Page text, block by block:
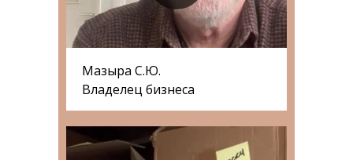
Мазыра С.Ю.
Владелец бизнеса